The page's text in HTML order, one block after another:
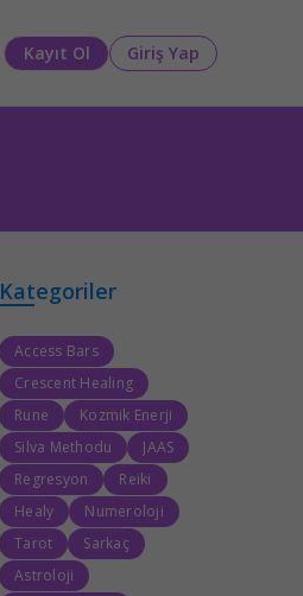
Kayıt Ol Giriş Yap
Kategoriler
Access Bars
Crescent Healing
Rune
Kozmik Enerji
Silva Methodu
JAAS
Regresyon
Reiki
Healy
Numeroloji
Tarot
Sarkaç
Astroloji